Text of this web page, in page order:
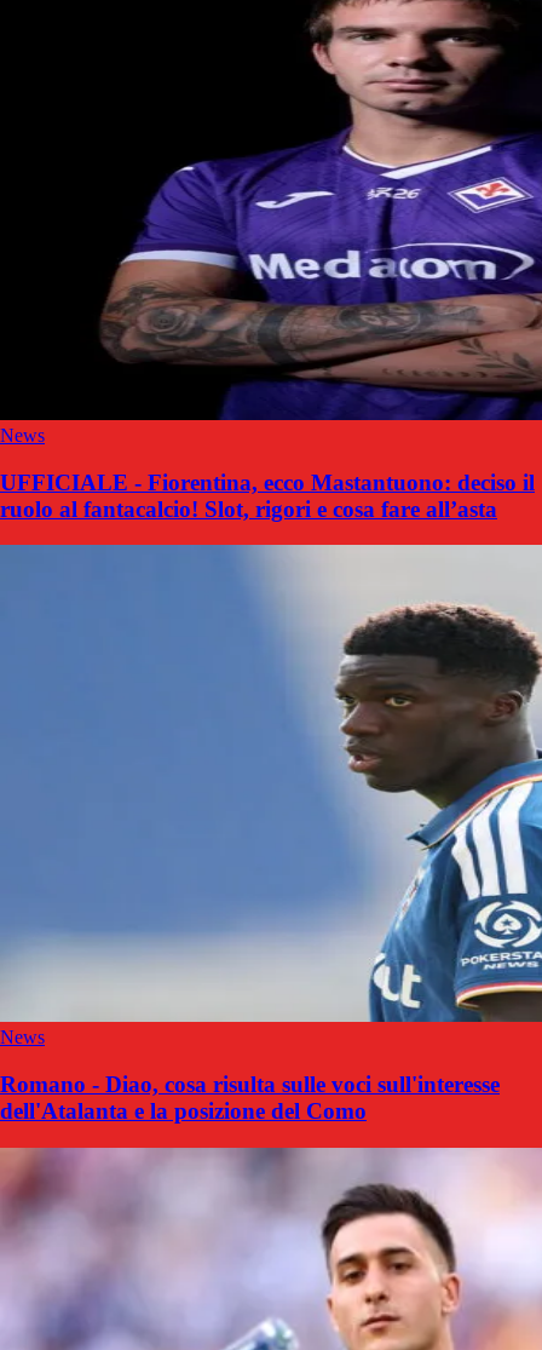
News
UFFICIALE - Fiorentina, ecco Mastantuono: deciso il
ruolo al fantacalcio! Slot, rigori e cosa fare all’asta
News
Romano - Diao, cosa risulta sulle voci sull'interesse
dell'Atalanta e la posizione del Como